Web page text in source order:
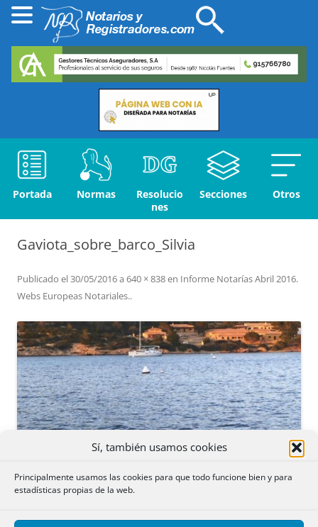
Sí, también usamos cookies
Principalmente usamos las cookies para que todo funcione bien y para
estadísticas propias de la web.
Portada Normas
Resolucio
nes
Secciones Otros
Gaviota_sobre_barco_Silvia
Publicado el30/05/2016a 640 × 838en Informe Notarías Abril 2016.
Webs Europeas Notariales..